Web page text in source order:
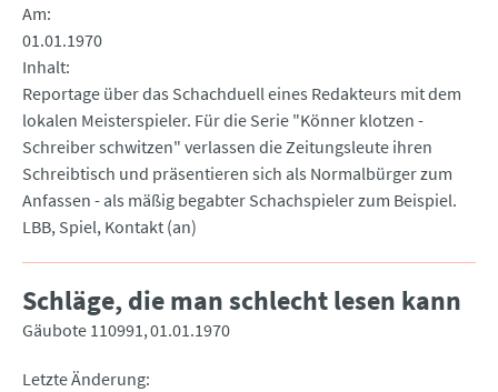
Am
01.01.1970
Inhalt
Reportage über das Schachduell eines Redakteurs mit dem
lokalen Meisterspieler. Für die Serie "Könner klotzen -
Schreiber schwitzen" verlassen die Zeitungsleute ihren
Schreibtisch und präsentieren sich als Normalbürger zum
Anfassen - als mäßig begabter Schachspieler zum Beispiel.
LBB, Spiel, Kontakt (an)
Schläge, die man schlecht lesen kann
Gäubote 110991 01.01.1970
Letzte Änderung